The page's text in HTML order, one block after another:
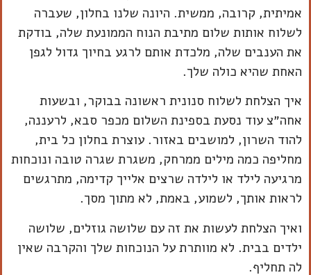
אמיתית, קרובה, ממשית. היונה שלנו בחלון, שעברה
לשלוח אותות שלום מתיבת הנוח הממונעת שלה, בודקת
את הענבים שלה, מלכדת אותם לרגע בחיוך גדול לגפן
האחת שהיא כולה שלך.
איך הצלחת לשלוח סנונית ראשונה בבוקר, ובשעות
אחה״צ עוד נסעת בספינת השלום מכפר סבא, לרעננה,
להוד השרון, למושבים באזור. עוצרת בחלון כל בית,
מחליפה כמה מילים ממרחק, משגרת שגרה טובה ונוכחות
מרגיעה לילד או לילדה שרצים אלייך קדימה, מתרגשים
לראות אותך, לשמוע, באמת, לא מתוך מסך.
ואיך הצלחת לעשות את זה עם שלושה גוזלים, שלושה
ילדים בבית. לא מוותרת על הנוכחות שלך והקרבה שאין
לה תחליף.